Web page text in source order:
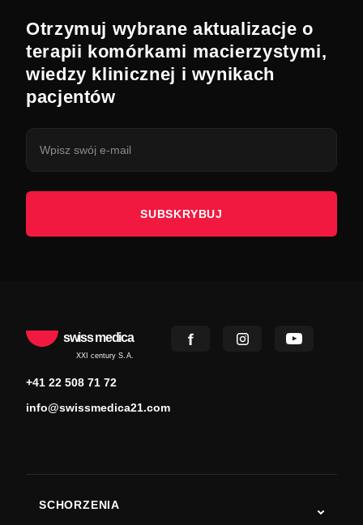
Otrzymuj wybrane aktualizacje o
terapii komórkami macierzystymi,
wiedzy klinicznej i wynikach
pacjentów
SUBSKRYBUJ
swiss medica
XXI century S.A.
+41 22 508 71 72
info@swissmedica21.com
SCHORZENIA